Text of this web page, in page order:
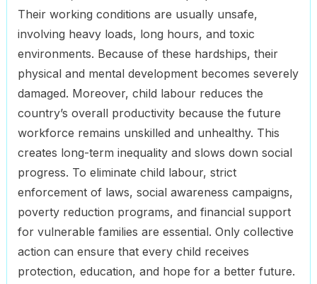
Their working conditions are usually unsafe,
involving heavy loads, long hours, and toxic
environments. Because of these hardships, their
physical and mental development becomes severely
damaged. Moreover, child labour reduces the
country’s overall productivity because the future
workforce remains unskilled and unhealthy. This
creates long-term inequality and slows down social
progress. To eliminate child labour, strict
enforcement of laws, social awareness campaigns,
poverty reduction programs, and financial support
for vulnerable families are essential. Only collective
action can ensure that every child receives
protection, education, and hope for a better future.